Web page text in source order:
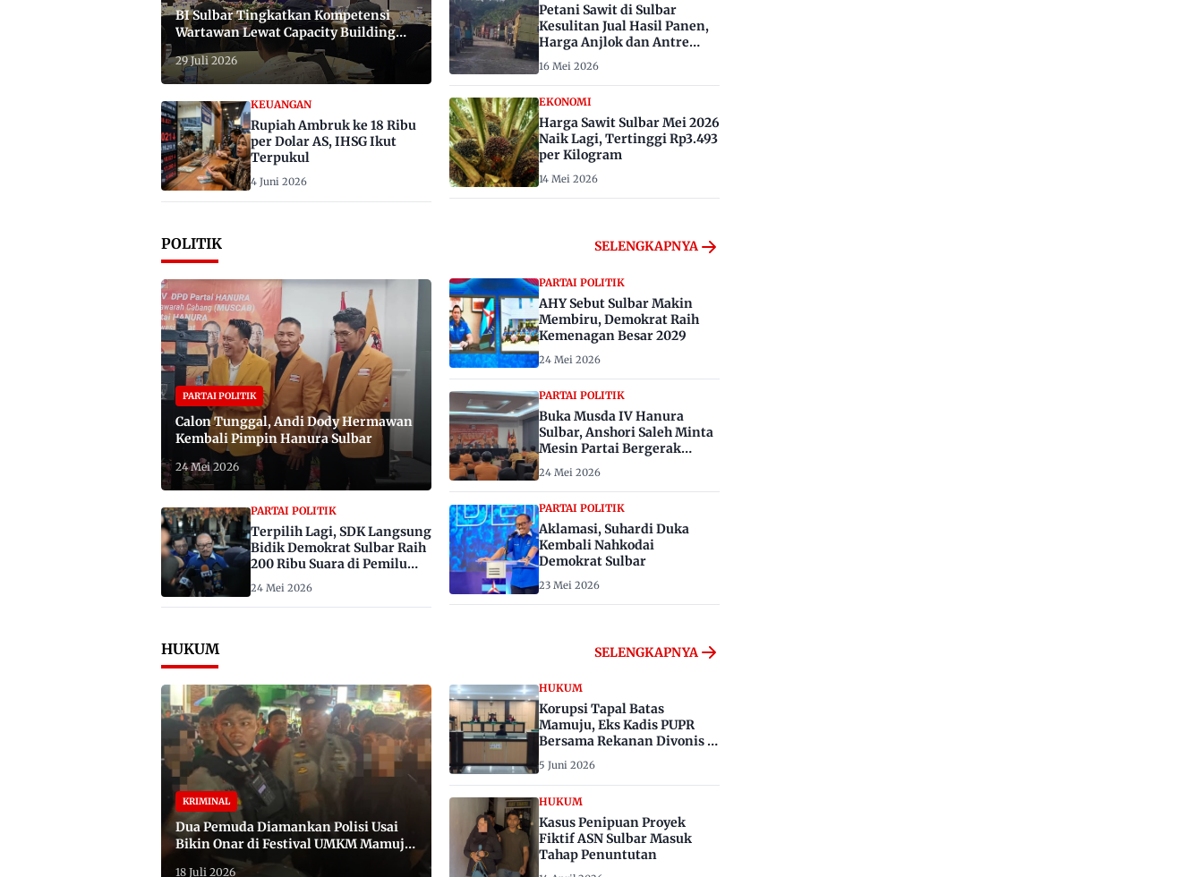
BI Sulbar Tingkatkan Kompetensi
Wartawan Lewat Capacity Building
2026
29 Juli 2026
KEUANGAN
Rupiah Ambruk ke 18 Ribu
per Dolar AS, IHSG Ikut
Terpukul
4 Juni 2026
Petani Sawit di Sulbar
Kesulitan Jual Hasil Panen,
Harga Anjlok dan Antre
Berhari-hari
16 Mei 2026
EKONOMI
Harga Sawit Sulbar Mei 2026
Naik Lagi, Tertinggi Rp3.493
per Kilogram
14 Mei 2026
POLITIK SELENGKAPNYA
PARTAI POLITIK
Calon Tunggal, Andi Dody Hermawan
Kembali Pimpin Hanura Sulbar
24 Mei 2026
PARTAI POLITIK
Terpilih Lagi, SDK Langsung
Bidik Demokrat Sulbar Raih
200 Ribu Suara di Pemilu
2029
24 Mei 2026
PARTAI POLITIK
AHY Sebut Sulbar Makin
Membiru, Demokrat Raih
Kemenagan Besar 2029
24 Mei 2026
PARTAI POLITIK
Buka Musda IV Hanura
Sulbar, Anshori Saleh Minta
Mesin Partai Bergerak
Menangkan Pemilu 2029
24 Mei 2026
PARTAI POLITIK
Aklamasi, Suhardi Duka
Kembali Nahkodai
Demokrat Sulbar
23 Mei 2026
HUKUM SELENGKAPNYA
KRIMINAL
Dua Pemuda Diamankan Polisi Usai
Bikin Onar di Festival UMKM Mamuju,
Satu Bawa Badik
18 Juli 2026
HUKUM
Korupsi Tapal Batas
Mamuju, Eks Kadis PUPR
Bersama Rekanan Divonis 6
dan 8 Tahun Penjara
5 Juni 2026
HUKUM
Kasus Penipuan Proyek
Fiktif ASN Sulbar Masuk
Tahap Penuntutan